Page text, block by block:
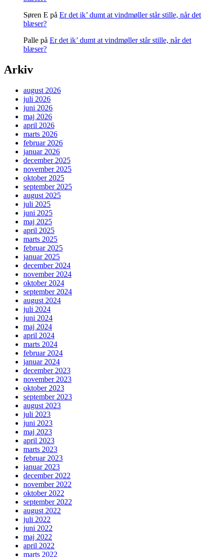
Søren E på Er det ik’ dumt at vindmøller står stille, når det
blæser?
Palle på Er det ik’ dumt at vindmøller står stille, når det
blæser?
Arkiv
august 2026
juli 2026
juni 2026
maj 2026
april 2026
marts 2026
februar 2026
januar 2026
december 2025
november 2025
oktober 2025
september 2025
august 2025
juli 2025
juni 2025
maj 2025
april 2025
marts 2025
februar 2025
januar 2025
december 2024
november 2024
oktober 2024
september 2024
august 2024
juli 2024
juni 2024
maj 2024
april 2024
marts 2024
februar 2024
januar 2024
december 2023
november 2023
oktober 2023
september 2023
august 2023
juli 2023
juni 2023
maj 2023
april 2023
marts 2023
februar 2023
januar 2023
december 2022
november 2022
oktober 2022
september 2022
august 2022
juli 2022
juni 2022
maj 2022
april 2022
marts 2022